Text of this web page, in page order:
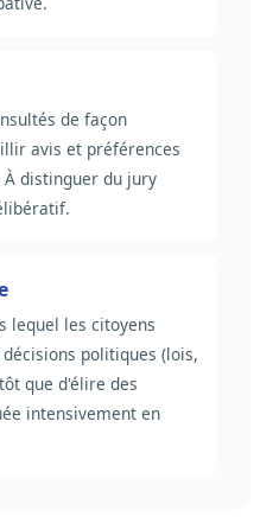
de façon
avis et préférences
distinguer du jury
lequel les citoyens
politiques (lois,
que d'élire des
intensivement en